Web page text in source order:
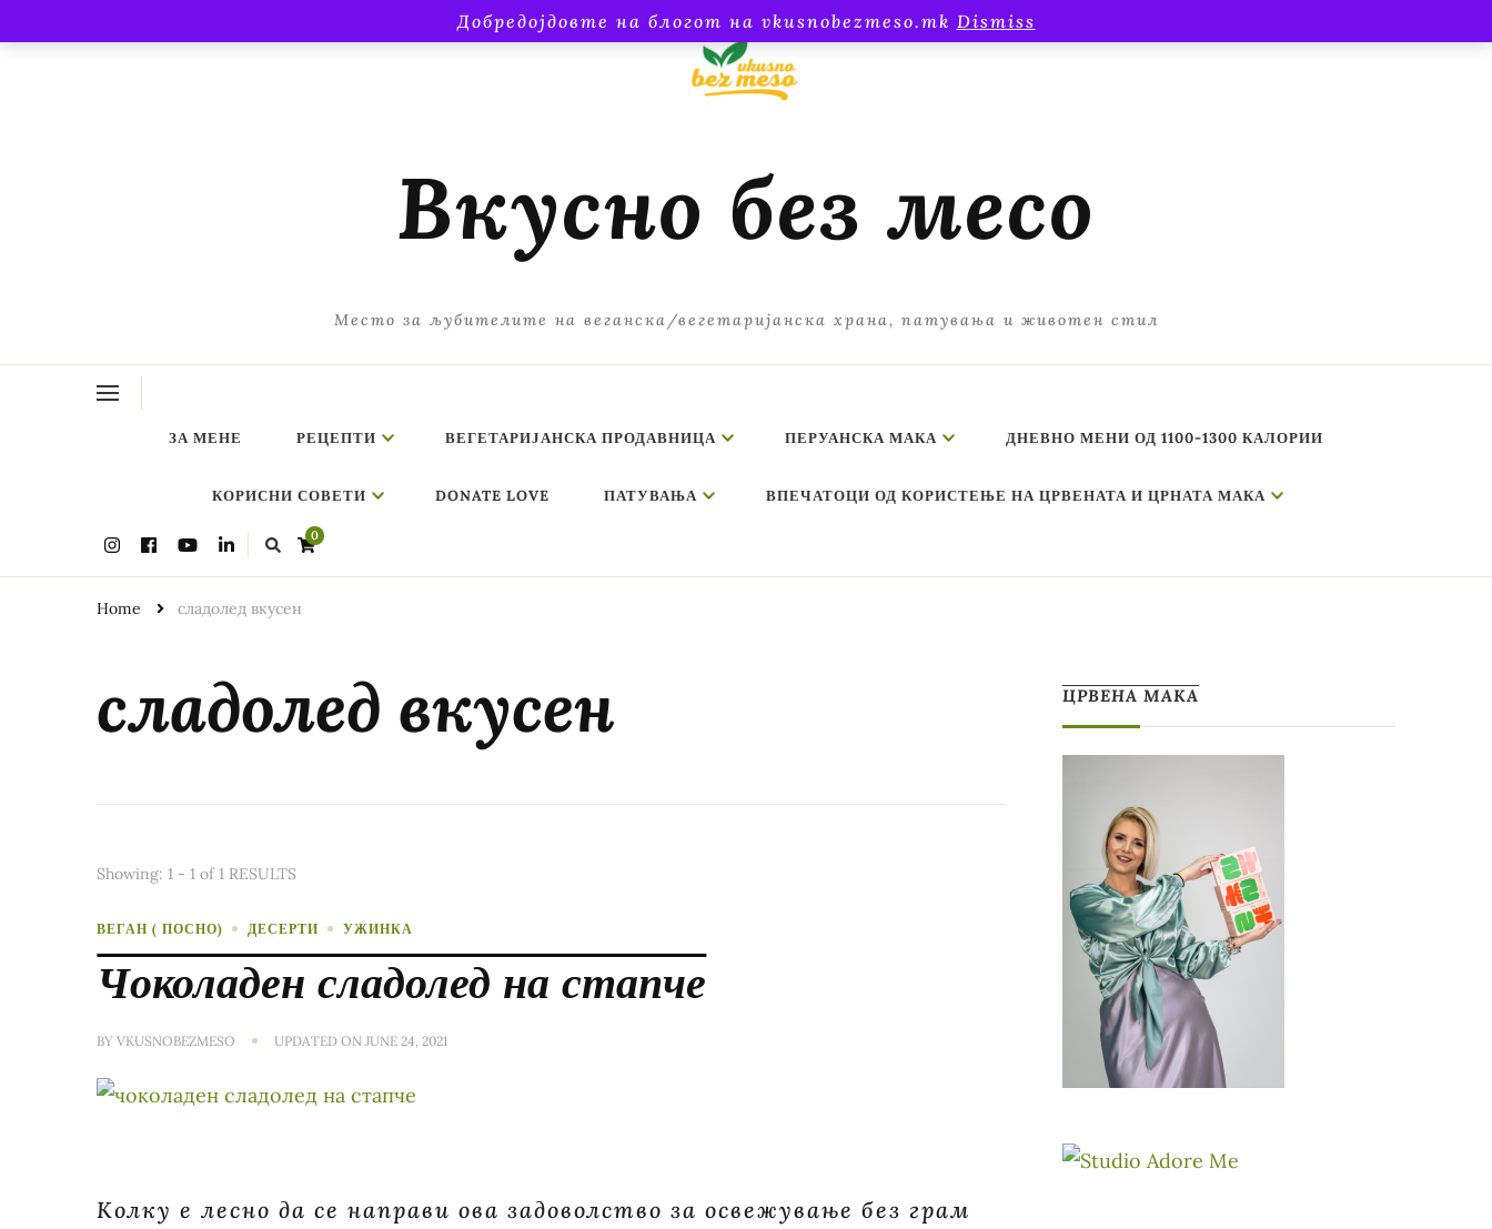
Добредојдовте на блогот на vkusnobezmeso.mk Dismiss
Вкусно без месо
Место за љубителите на веганска/вегетаријанска храна, патувања и животен стил
ЗА МЕНЕ РЕЦЕПТИ ВЕГЕТАРИЈАНСКА ПРОДАВНИЦА ПЕРУАНСКА МАКА ДНЕВНО МЕНИ ОД 1100-1300 КАЛОРИИ
КОРИСНИ СОВЕТИ DONATE LOVE ПАТУВАЊА ВПЕЧАТОЦИ ОД КОРИСТЕЊЕ НА ЦРВЕНАТА И ЦРНАТА МАКА
0
Home сладолед вкусен
сладолед вкусен
Showing: 1 - 1 of 1 RESULTS
ВЕГАН ( ПОСНО) ДЕСЕРТИ УЖИНКА
Чоколаден сладолед на стапче
BYVKUSNOBEZMESO UPDATED ON JUNE 24, 2021
Колку е лесно да се направи ова задоволство за освежување без грам
ЦРВЕНА МАКА